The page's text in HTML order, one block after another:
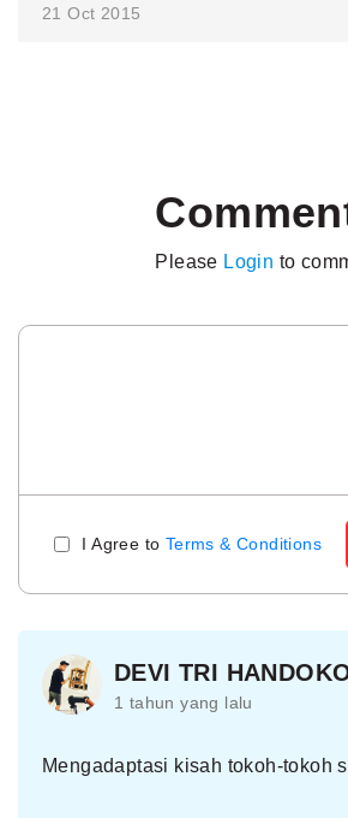
21 Oct 2015
Please Login to
I Agree to Terms & Conditions
DEVI TRI
1 tahun yang lalu
Mengadaptasi kisah tokoh-tokoh